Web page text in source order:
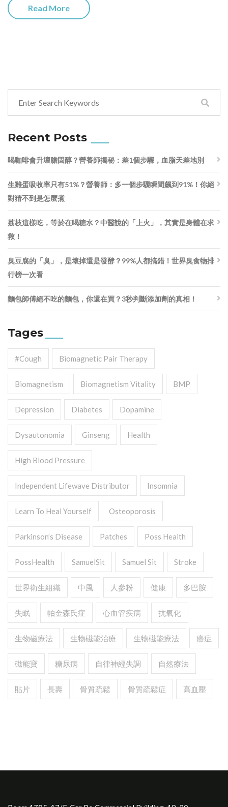
Read More
Recent Posts
喝咖啡會升壞膽固醇？營養師揭秘：差1個步驟，血脂天差地別
生雞蛋吸收率只有51%？營養師：多一個步驟瞬間飆到91%！你絕
對猜不到是怎麼煮
荔枝這樣吃，等於在喝糖水？中醫說的「上火」，其實是身體在求
救！
臭豆腐的「臭」，是壞掉還是發酵？99%人都搞錯！世界臭食物排
行榜一次看
麵包師傅絕不吃的麵包，你還在買？3秒判斷添加劑的真相！
Tages
#cough Biomagnetic Pair Therapy
Biomagnetism Biomagnetism Vitality BMP
Depression Diabetes Dopamine
Dysautonomia Ginseng Health
High Blood Pressure
Independent Lifewave Distributor Insomnia
Learn To Heal Yourself Osteoporosis
Parkinson’s Disease Patches Poss Health
PossHealth SamuelSit Samuel Sit Stroke
世界衛生組織 中風 人參粉 健康 多巴胺
失眠 帕金森氏症 心血管疾病 抗氧化
生物磁療法 生物磁能治療 生物磁能療法 癌症
磁能寶 糖尿病 自律神經失調 自然療法
貼片 長壽 骨質疏鬆 骨質疏鬆症 高血壓